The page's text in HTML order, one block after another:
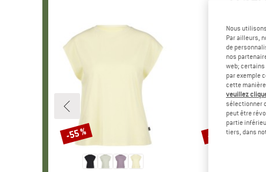
Remise
-55 % Remise
-75 %
Nous
Par ailleurs,
de
nos
web;
par exemple
cette
veuillez
sélectionner
peut être
partie
tiers, dans